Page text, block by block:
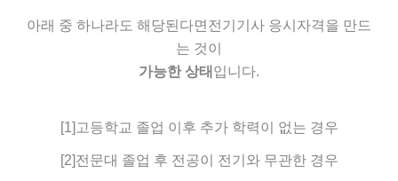
아래 중 하나라도 해당된다면전기기사 응시자격을 만드
는 것이
가능한 상태 입니다.
[1]고등학교 졸업 이후 추가 학력이 없는 경우
[2]전문대 졸업 후 전공이 전기와 무관한 경우